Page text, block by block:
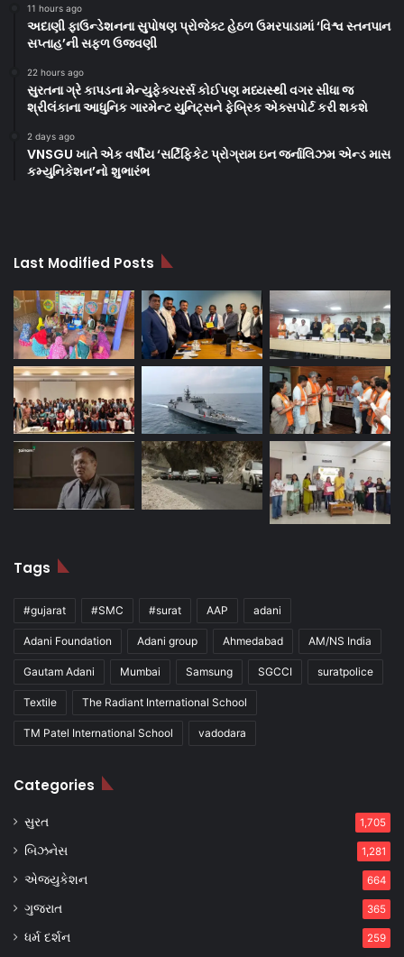
11 hours ago
અદાણી ફાઉન્ડેશનના સુપોષણ પ્રોજેક્ટ હેઠળ ઉમરપાડામાં ‘વિશ્વ સ્તનપાન
સપ્તાહ’ની સફળ ઉજવણી
22 hours ago
સુરતના ગ્રે કાપડના મેન્યુફેક્ચરર્સ કોઈપણ મધ્યસ્થી વગર સીધા જ
શ્રીલંકાના આધુનિક ગારમેન્ટ યુનિટ્સને ફેબ્રિક એક્સપોર્ટ કરી શકશે
2 days ago
VNSGU ખાતે એક વર્ષીય ‘સર્ટિફિકેટ પ્રોગ્રામ ઇન જર્નાલિઝમ એન્ડ માસ
કમ્યુનિકેશન’નો શુભારંભ
Last Modified Posts
Tags
#gujarat #SMC #surat AAP adani
Adani Foundation Adani group Ahmedabad AM/NS India
Gautam Adani Mumbai Samsung SGCCI suratpolice
Textile The Radiant International School
TM Patel International School vadodara
Categories
સુરત 1,705
બિઝનેસ 1,281
એજ્યુકેશન 664
ગુજરાત 365
ધર્મ દર્શન 259